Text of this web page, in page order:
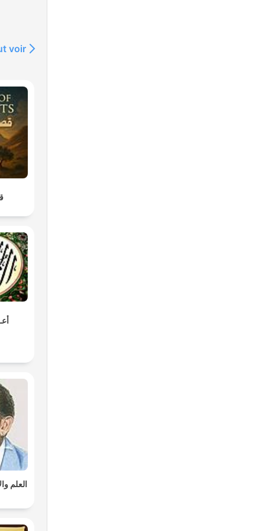
voir
العلم